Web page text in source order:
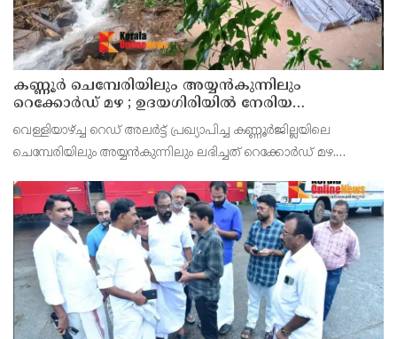
കണ്ണൂർ ചെമ്പേരിയിലും അയ്യൻകുന്നിലും
റെക്കോർഡ് മഴ ; ഉദയഗിരിയിൽ നേരിയ
ഉരുൾപൊട്ടൽ; 13 പേരെ ക്യാമ്പിലേക്ക് മാറ്റി
വെള്ളിയാഴ്ച്ച റെഡ് അലർട്ട് പ്രഖ്യാപിച്ച കണ്ണൂർജില്ലയിലെ
ചെമ്പേരിയിലും അയ്യൻകുന്നിലും ലഭിച്ചത് റെക്കോർഡ് മഴ.
മില്ലിമീറ്റർ മഴ ആ സമയം സംസ്ഥാനത്ത